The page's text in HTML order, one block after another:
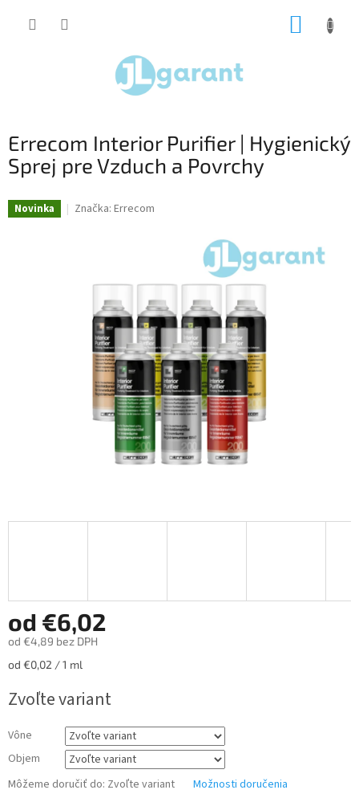
Errecom Interior Purifier | Hygienický
Sprej pre Vzduch a Povrchy
Novinka Značka: Errecom
od €6,02
od €4,89 bez DPH
Jednotková
od €0,02 / 1 ml
Zvoľte variant
Vône
Objem
Môžeme doručiť do: Zvoľte variant Možnosti doručenia